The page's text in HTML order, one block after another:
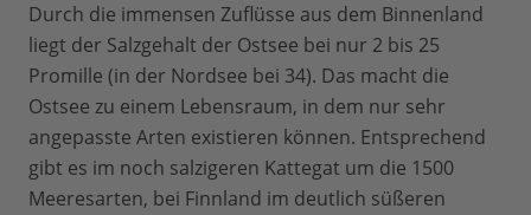
Durch die immensen Zuflüsse aus dem Binnenland
liegt der Salzgehalt der Ostsee bei nur 2 bis 25
Promille (in der Nordsee bei 34). Das macht die
Ostsee zu einem Lebensraum, in dem nur sehr
angepasste Arten existieren können. Entsprechend
gibt es im noch salzigeren Kattegat um die 1500
Meeresarten, bei Finnland im deutlich süßeren